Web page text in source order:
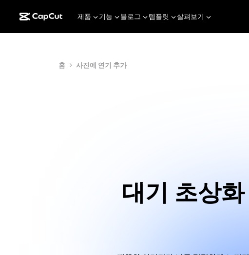
제품 기능 블로그 템플릿 살펴보기
홈 사진에 연기 추가
대기 초상